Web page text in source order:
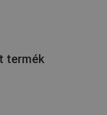
termék